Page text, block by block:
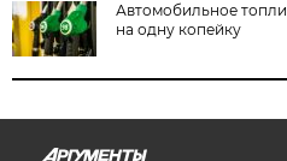
Автомобильное
на одну копейку